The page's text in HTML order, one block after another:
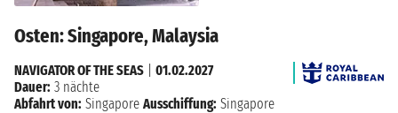
Osten: Singapore, Malaysia
NAVIGATOR OF THE SEAS
01.02.2027
Dauer: 3 nächte
Abfahrt von: Singapore Ausschiffung: Singapore